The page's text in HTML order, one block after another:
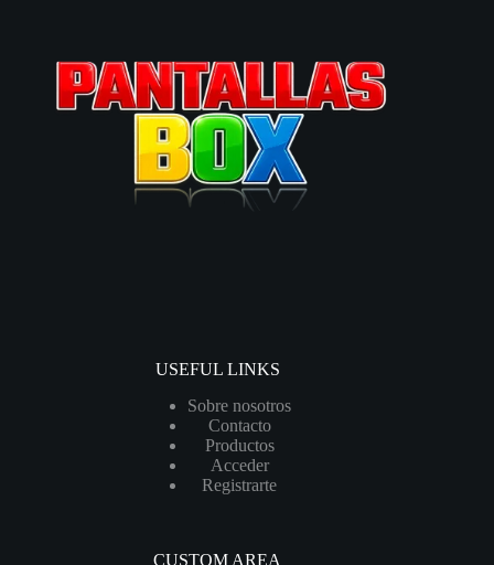
USEFUL LINKS
Sobre nosotros
Contacto
Productos
Acceder
Registrarte
CUSTOM AREA